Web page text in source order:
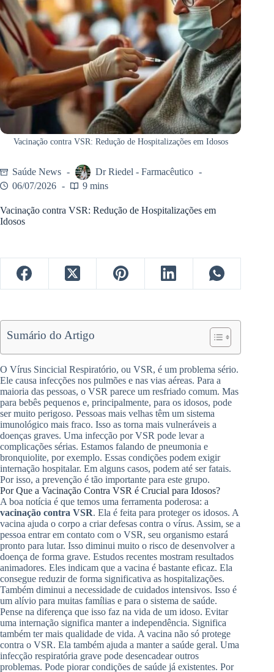
Vacinação contra VSR: Redução de Hospitalizações em Idosos
Saúde News
Dr Riedel - Farmacêutico
06/07/2026
9 mins
Vacinação contra VSR: Redução de Hospitalizações em
Idosos
Sumário do Artigo
O Vírus Sincicial Respiratório, ou VSR, é um problema sério.
Ele causa infecções nos pulmões e nas vias aéreas. Para a
maioria das pessoas, o VSR parece um resfriado comum. Mas
para bebês pequenos e, principalmente, para os idosos, pode
ser muito perigoso. Pessoas mais velhas têm um sistema
imunológico mais fraco. Isso as torna mais vulneráveis a
doenças graves. Uma infecção por VSR pode levar a
complicações sérias. Estamos falando de pneumonia e
bronquiolite, por exemplo. Essas condições podem exigir
internação hospitalar. Em alguns casos, podem até ser fatais.
Por isso, a prevenção é tão importante para este grupo.
Por Que a Vacinação Contra VSR é Crucial para Idosos?
A boa notícia é que temos uma ferramenta poderosa: a
vacinação contra VSR. Ela é feita para proteger os idosos. A
vacina ajuda o corpo a criar defesas contra o vírus. Assim, se a
pessoa entrar em contato com o VSR, seu organismo estará
pronto para lutar. Isso diminui muito o risco de desenvolver a
doença de forma grave. Estudos recentes mostram resultados
animadores. Eles indicam que a vacina é bastante eficaz. Ela
consegue reduzir de forma significativa as hospitalizações.
Também diminui a necessidade de cuidados intensivos. Isso é
um alívio para muitas famílias e para o sistema de saúde.
Pense na diferença que isso faz na vida de um idoso. Evitar
uma internação significa manter a independência. Significa
também ter mais qualidade de vida. A vacina não só protege
contra o VSR. Ela também ajuda a manter a saúde geral. Uma
infecção respiratória grave pode desencadear outros
problemas. Pode piorar condições de saúde já existentes. Por